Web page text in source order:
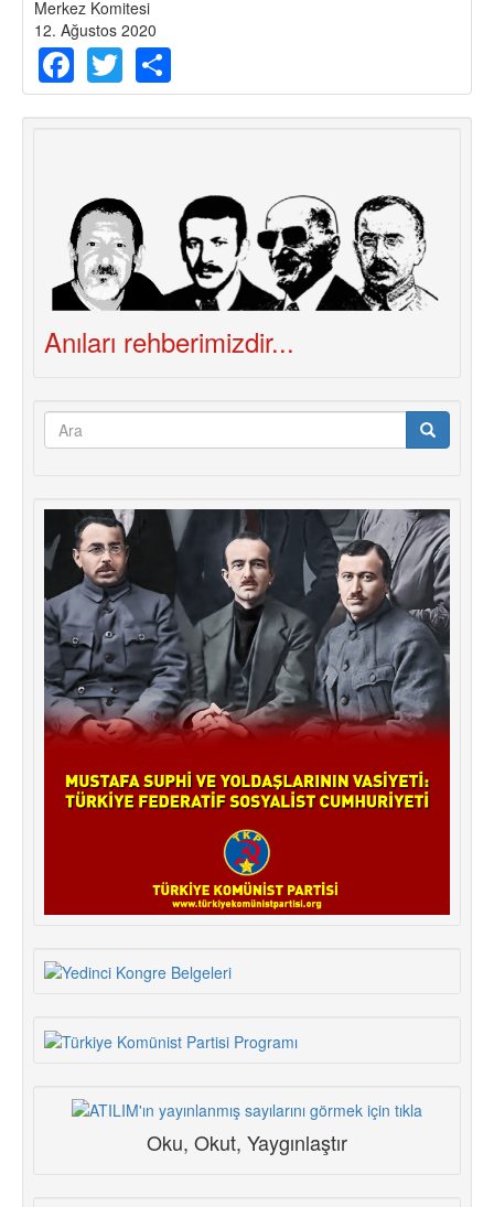
Merkez Komitesi
12. Ağustos 2020
Facebook
Twitter
Anıları rehberimizdir...
Arama
Oku, Okut, Yaygınlaştır